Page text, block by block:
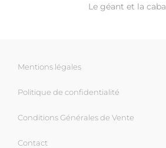
Le géant et la
Mentions légales
Politique de confidentialité
Conditions Générales de Vente
Contact